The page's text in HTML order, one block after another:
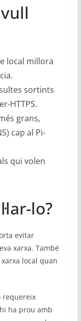
local millora
sortints
HTTPS.
grans,
cap al Pi-
qui volen
lo?
evitar
xarxa. També
local quan
requereix
ha prou amb